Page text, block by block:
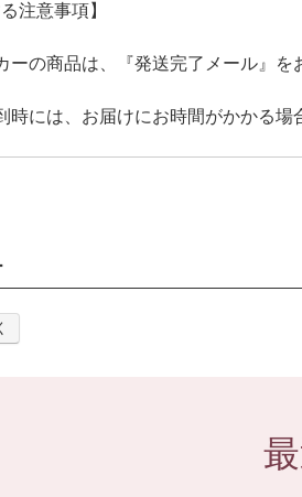
注意事項】
ーの商品は、『発送完了メール』を
時には、お届けにお時間がかかる場